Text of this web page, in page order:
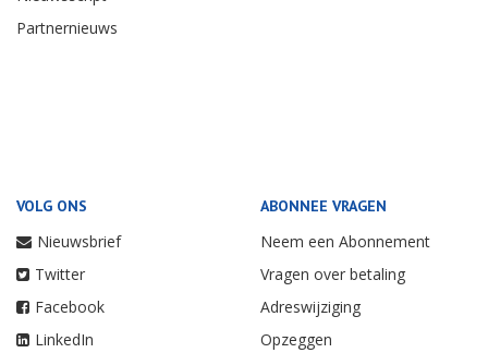
Partnernieuws
VOLG ONS
Nieuwsbrief
Twitter
Facebook
LinkedIn
ABONNEE VRAGEN
Neem een Abonnement
Vragen over betaling
Adreswijziging
Opzeggen